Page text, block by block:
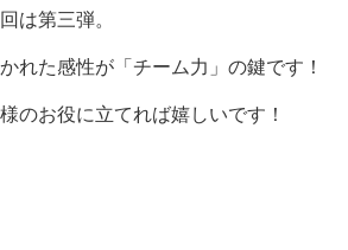
は第三弾。
れた感性が「チーム力」の鍵です！
のお役に立てれば嬉しいです！